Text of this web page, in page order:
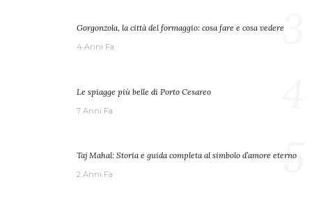
Gorgonzola, la città del formaggio: cosa fare e cosa vedere
4 Anni Fa 3
Le spiagge più belle di Porto Cesareo
7 Anni Fa
Taj Mahal: Storia e guida completa al simbolo d’amore eterno
2 Anni Fa 5